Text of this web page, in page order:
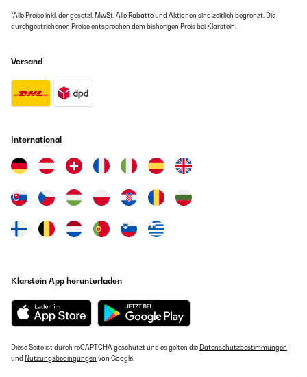
*Alle Preise inkl. der gesetzl. MwSt. Alle Rabatte und Aktionen sind zeitlich begrenzt. Die
durchgestrichenen Preise entsprechen dem bisherigen Preis bei Klarstein.
Versand
International
Klarstein App herunterladen
Diese Seite ist durch reCAPTCHA geschützt und es gelten die Datenschutzbestimmungen
und Nutzungsbedingungen von Google.